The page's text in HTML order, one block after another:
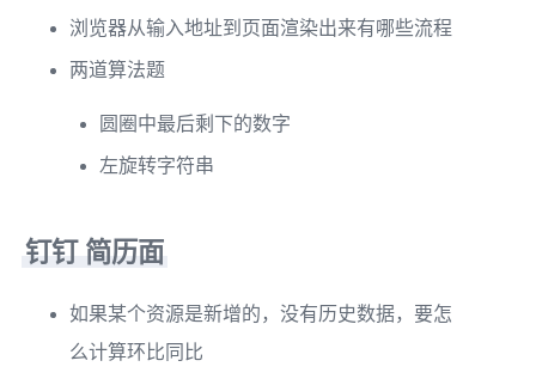
浏览器从输入地址到页面渲染出来有哪些流程
两道算法题
圆圈中最后剩下的数字
左旋转字符串
钉钉 简历面
如果某个资源是新增的，没有历史数据，要怎
么计算环比同比